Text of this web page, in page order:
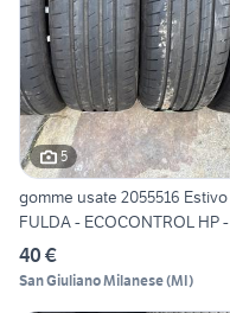
5
gomme usate 2055516 Estivo
FULDA - ECOCONTROL HP -
40 €
San Giuliano Milanese(MI)